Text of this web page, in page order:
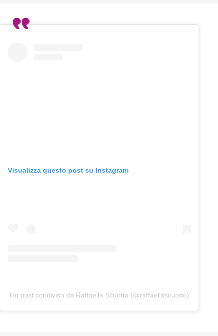
Visualizza questo post su Instagram
Un post condiviso da Raffaella Scuotto (@raffaellascuotto)